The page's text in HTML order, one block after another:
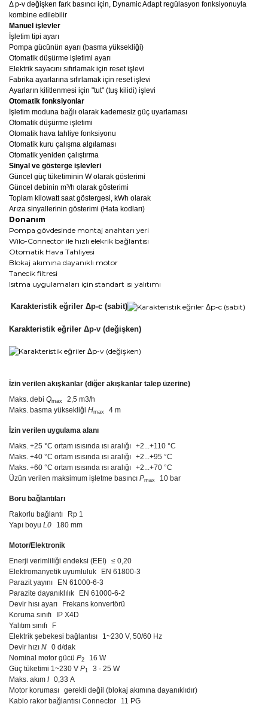
Δ p-v değişken fark basıncı için, Dynamic Adapt regülasyon fonksiyonuyla
kombine edilebilir
Manuel işlevler
İşletim tipi ayarı
Pompa gücünün ayarı (basma yüksekliği)
Otomatik düşürme işletimi ayarı
Elektrik sayacını sıfırlamak için reset işlevi
Fabrika ayarlarına sıfırlamak için reset işlevi
Ayarların kilitlenmesi için "tut" (tuş kilidi) işlevi
Otomatik fonksiyonlar
İşletim moduna bağlı olarak kademesiz güç uyarlaması
Otomatik düşürme işletimi
Otomatik hava tahliye fonksiyonu
Otomatik kuru çalışma algılaması
Otomatik yeniden çalıştırma
Sinyal ve gösterge işlevleri
Güncel güç tüketiminin W olarak gösterimi
Güncel debinin m³/h olarak gösterimi
Toplam kilowatt saat göstergesi, kWh olarak
Arıza sinyallerinin gösterimi (Hata kodları)
Donanım
Pompa gövdesinde montaj anahtarı yeri
Wilo-Connector ile hızlı elekrik bağlantısı
Otomatik Hava Tahliyesi
Blokaj akımına dayanıklı motor
Tanecik filtresi
Isıtma uygulamaları için standart ısı yalıtımı
Karakteristik eğriler Δp-c (sabit)
Karakteristik eğriler Δp-v (değişken)
İzin verilen akışkanlar (diğer akışkanlar talep üzerine)
Maks. debi Qmax
2,5 m3/h
Maks. basma yüksekliği Hmax 4 m
İzin verilen uygulama alanı
Maks. +25 °C ortam ısısında ısı aralığı +2...+110 °C
Maks. +40 °C ortam ısısında ısı aralığı +2...+95 °C
Maks. +60 °C ortam ısısında ısı aralığı +2...+70 °C
Üzün verilen maksimum işletme basıncı Pmax 10 bar
Boru bağlantıları
Rakorlu bağlantı
Rp 1
Yapı boyu L0 180 mm
Motor/Elektronik
Enerji verimliliği endeksi (EEI) ≤ 0,20
Elektromanyetik uyumluluk
EN 61800-3
Parazit yayını
EN 61000-6-3
Parazite dayanıklılık
EN 61000-6-2
Devir hısı ayarı
Frekans konvertörü
Koruma sınıfı
IP X4D
Yalıtım sınıfı
F
Elektrik şebekesi bağlantısı
1~230 V, 50/60 Hz
Devir hızı N 0 d/dak
Nominal motor gücü P2
16 W
Güç tüketimi 1~230 V P1
3 - 25 W
Maks. akım I 0,33 A
Motor koruması gerekli değil (blokaj akımına dayanıklıdır)
Kablo rakor bağlantısı Connector
11 PG